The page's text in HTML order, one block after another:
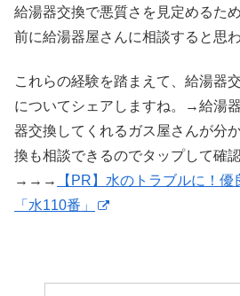
給湯器交換で悪質さを見定めるた
前に給湯器屋さんに相談すると思
これらの経験を踏まえて、給湯器
についてシェアしますね。→給湯
器交換してくれるガス屋さんが分
換も相談できるのでタップして確
→→→
【PR】水のトラブルに！
「水110番」